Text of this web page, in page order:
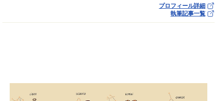
プロフィール詳細
執筆記事一覧